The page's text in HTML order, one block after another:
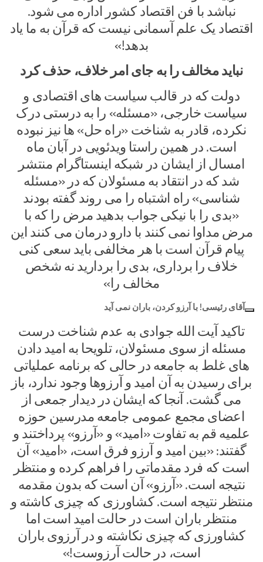
نباشد با فن اقتصاد کشور اداره می شود.
اقتصاد یک علم آسمانی نیست که قرآن به ما یاد
بدهد!»
نباید مخالف را به جای امر خلاف، حذف کرد
دولت که در قالب سیاست های اقتصادی و
سیاست خارجی، «مسئله» را به درستی درک
نکرده، قادر به شناخت «راه حل» ها نیز نبوده
است. در همین راستا ویدئویی در آبان ماه
امسال از ایشان در شبکه اینستاگرام منتشر
شد که در انتقاد به مسئولان که در «مسئله
شناسی» راه اشتباه را می روند گفته بودند
«بدی را با نیکی جواب بدهید مرض را که با
مرض مداوا نمی کنند با دارو درمان می کنند این
پیام قرآن است با هر مخالفی باید سعی کنی
خلاف را برداری، بدی را بردارید نه شخص
مخالف را»
آقای رئیسی! با آرزو کردن، باران نمی آید
تاکید آیت الله جوادی به عدم شناخت درست
مسئله از سوی مسئولان، تلویحا به امید دادن
های غلط به جامعه در حالی که برنامه عملیاتی
برای رسیدن به آن امید و آرزوها وجود ندارد، باز
می گشت. آنجا که ایشان در دیدار جمعی از
اعضای مجمع عمومی جامعه مدرسین حوزه
علمیه قم به تفاوت «امید» و «آرزو» پرداختند و
گفتند: «بین امید و آرزو فرق است، «امید» آن
است که فرد مقدماتی را فراهم کرده و منتظر
نتیجه است. «آرزو» آن است که بدون مقدمه
منتظر نتیجه است. کشاورزی که چیزی کاشته و
منتظر باران است در حالت امید است اما
کشاورزی که چیزی نکاشته و در آرزوی باران
است، در حالت آرزوست!»